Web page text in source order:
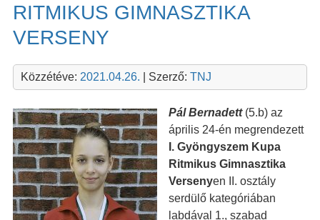
RITMIKUS GIMNASZTIKA
VERSENY
Közzétéve: 2021.04.26. | Szerző: TNJ
Pál Bernadett(5.b) az
április 24-én megrendezett
I. Gyöngyszem Kupa
Ritmikus Gimnasztika
Versenyen II. osztály
serdülő kategóriában
labdával 1., szabad